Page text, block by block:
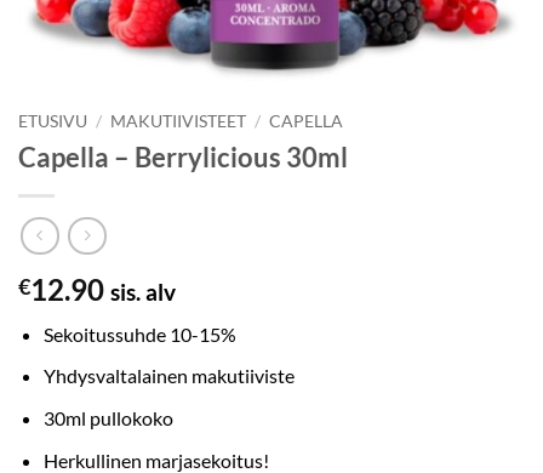
ETUSIVU / MAKUTIIVISTEET / CAPELLA
Capella – Berrylicious 30ml
€12.90 sis. alv
Sekoitussuhde 10-15%
Yhdysvaltalainen makutiiviste
30ml pullokoko
Herkullinen marjasekoitus!